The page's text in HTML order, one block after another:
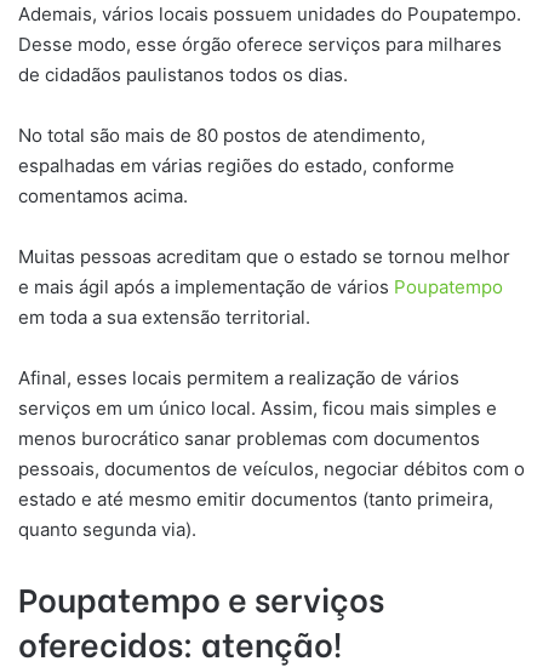
Ademais, vários locais possuem unidades do Poupatempo.
Desse modo, esse órgão oferece serviços para milhares
de cidadãos paulistanos todos os dias.
No total são mais de 80 postos de atendimento,
espalhadas em várias regiões do estado, conforme
comentamos acima.
Muitas pessoas acreditam que o estado se tornou melhor
e mais ágil após a implementação de vários Poupatempo
em toda a sua extensão territorial.
Afinal, esses locais permitem a realização de vários
serviços em um único local. Assim, ficou mais simples e
menos burocrático sanar problemas com documentos
pessoais, documentos de veículos, negociar débitos com o
estado e até mesmo emitir documentos (tanto primeira,
quanto segunda via).
Poupatempo e serviços
oferecidos: atenção!